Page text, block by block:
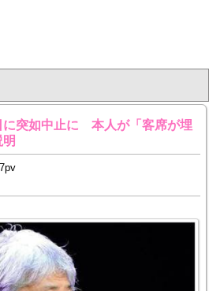
に突如中止に 本人が「客席が埋